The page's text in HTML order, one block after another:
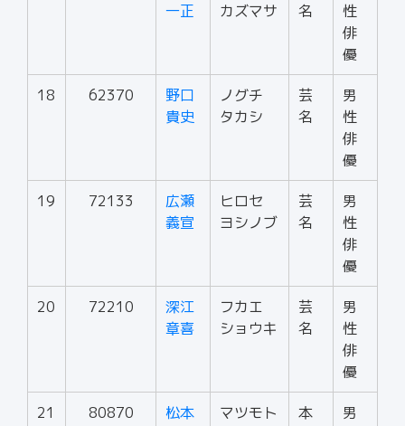
一正
カズマサ
名
性
俳
優
18 62370
野口
貴史
ノグチ
タカシ
芸
名
男
性
俳
優
19 72133
広瀬
義宣
ヒロセ
ヨシノブ
芸
名
男
性
俳
優
20 72210
深江
章喜
フカエ
ショウキ
芸
名
男
性
俳
優
21 80870
松本
マツモト
本
男